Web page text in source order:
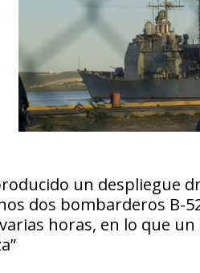
un despliegue
dos bombarderos B-
horas, en lo que